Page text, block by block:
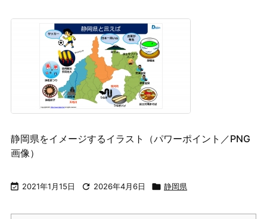
静岡県をイメージするイラスト（パワーポイント／PNG
画像）
 2021年1月15日  2026年4月6日  静岡県